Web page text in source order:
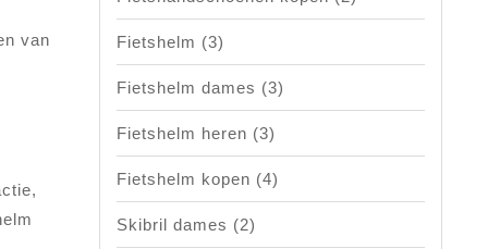
van
Fietshelm (3)
Fietshelm dames (3)
Fietshelm heren (3)
Fietshelm kopen (4)
Skibril dames (2)